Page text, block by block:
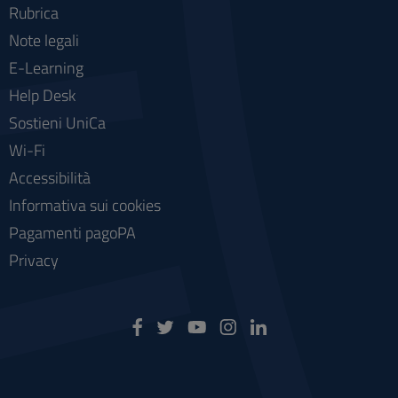
Rubrica
Note legali
E-Learning
Help Desk
Sostieni UniCa
Wi-Fi
Accessibilità
Informativa sui cookies
Pagamenti pagoPA
Privacy